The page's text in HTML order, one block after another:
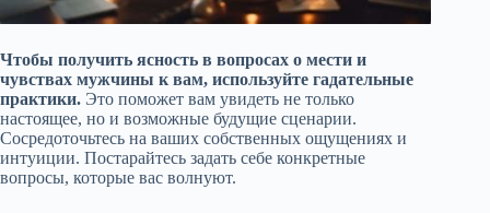
Чтобы получить ясность в вопросах о мести и
чувствах мужчины к вам, используйте гадательные
практики. Это поможет вам увидеть не только
настоящее, но и возможные будущие сценарии.
Сосредоточьтесь на ваших собственных ощущениях и
интуиции. Постарайтесь задать себе конкретные
вопросы, которые вас волнуют.